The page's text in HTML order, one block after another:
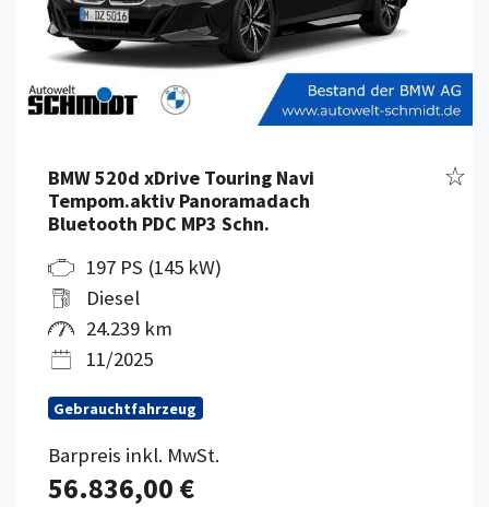
BMW 520d xDrive Touring Navi
Tempom.aktiv Panoramadach
Bluetooth PDC MP3 Schn.
197 PS (145 kW)
Diesel
24.239 km
11/2025
Gebrauchtfahrzeug
Barpreis inkl. MwSt.
56.836,00 €